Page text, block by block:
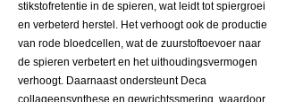
stikstofretentie in de spieren, wat leidt tot spiergroei
en verbeterd herstel. Het verhoogt ook de productie
van rode bloedcellen, wat de zuurstoftoevoer naar
de spieren verbetert en het uithoudingsvermogen
verhoogt. Daarnaast ondersteunt Deca
collageensynthese en gewrichtssmering, waardoor